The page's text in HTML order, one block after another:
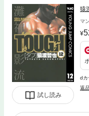
試し読み
猿
マ
dカ
返